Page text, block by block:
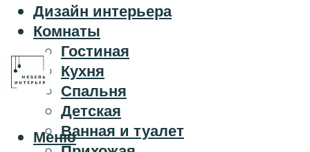
Дизайн интерьера
Комнаты
Гостиная
Кухня
Спальня
Детская
Ванная и туалет
Меню